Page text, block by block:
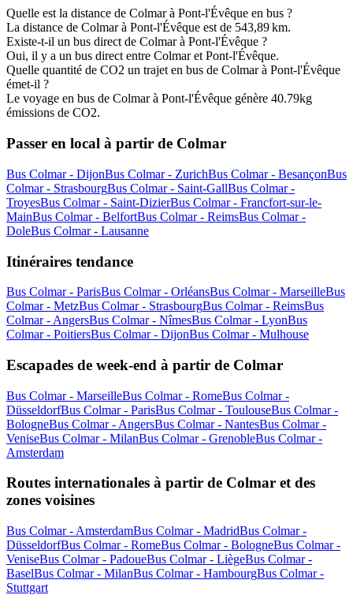
Quelle est la distance de Colmar à Pont-l'Évêque en bus ?
La distance de Colmar à Pont-l'Évêque est de 543,89 km.
Existe-t-il un bus direct de Colmar à Pont-l'Évêque ?
Oui, il y a un bus direct entre Colmar et Pont-l'Évêque.
Quelle quantité de CO2 un trajet en bus de Colmar à Pont-l'Évêque
émet-il ?
Le voyage en bus de Colmar à Pont-l'Évêque génère 40.79kg
émissions de CO2.
Passer en local à partir de Colmar
Bus Colmar - DijonBus Colmar - ZurichBus Colmar - BesançonBus
Colmar - StrasbourgBus Colmar - Saint-GallBus Colmar -
TroyesBus Colmar - Saint-DizierBus Colmar - Francfort-sur-le-
MainBus Colmar - BelfortBus Colmar - ReimsBus Colmar -
DoleBus Colmar - Lausanne
Itinéraires tendance
Bus Colmar - ParisBus Colmar - OrléansBus Colmar - MarseilleBus
Colmar - MetzBus Colmar - StrasbourgBus Colmar - ReimsBus
Colmar - AngersBus Colmar - NîmesBus Colmar - LyonBus
Colmar - PoitiersBus Colmar - DijonBus Colmar - Mulhouse
Escapades de week-end à partir de Colmar
Bus Colmar - MarseilleBus Colmar - RomeBus Colmar -
DüsseldorfBus Colmar - ParisBus Colmar - ToulouseBus Colmar -
BologneBus Colmar - AngersBus Colmar - NantesBus Colmar -
VeniseBus Colmar - MilanBus Colmar - GrenobleBus Colmar -
Amsterdam
Routes internationales à partir de Colmar et des
zones voisines
Bus Colmar - AmsterdamBus Colmar - MadridBus Colmar -
DüsseldorfBus Colmar - RomeBus Colmar - BologneBus Colmar -
VeniseBus Colmar - PadoueBus Colmar - LiègeBus Colmar -
BaselBus Colmar - MilanBus Colmar - HambourgBus Colmar -
Stuttgart